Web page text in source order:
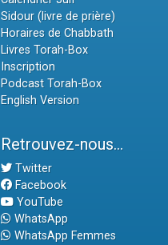
Sidour (livre de prière)
Horaires de Chabbath
Livres Torah-Box
Inscription
Podcast Torah-Box
English Version
Retrouvez-nous...
Twitter
Facebook
YouTube
WhatsApp
WhatsApp Femmes